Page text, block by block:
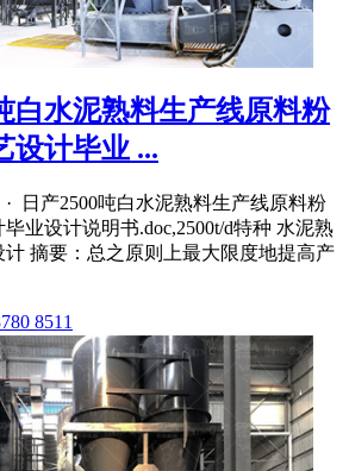
白水泥熟料生产线原料粉
设计毕业 ...
· 日产2500吨白水泥熟料生产线原料粉
业设计说明书.doc,2500t/d特种 水泥熟
摘要：总之原则上最大限度地提高产
8511